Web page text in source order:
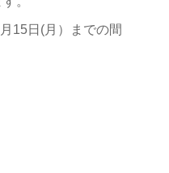
15日(月）までの間